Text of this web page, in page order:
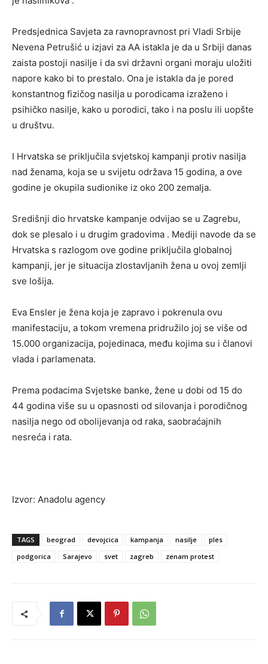
Predsjednica Savjeta za ravnopravnost pri Vladi Srbije
Nevena Petrušić u izjavi za AA istakla je da u Srbiji danas
zaista postoji nasilje i da svi državni organi moraju uložiti
napore kako bi to prestalo. Ona je istakla da je pored
konstantnog fizičog nasilja u porodicama izraženo i
psihičko nasilje, kako u porodici, tako i na poslu ili uopšte
u društvu.
I Hrvatska se priključila svjetskoj kampanji protiv nasilja
nad ženama, koja se u svijetu održava 15 godina, a ove
godine je okupila sudionike iz oko 200 zemalja.
Središnji dio hrvatske kampanje odvijao se u Zagrebu,
dok se plesalo i u drugim gradovima . Mediji navode da se
Hrvatska s razlogom ove godine priključila globalnoj
kampanji, jer je situacija zlostavljanih žena u ovoj zemlji
sve lošija.
Eva Ensler je žena koja je zapravo i pokrenula ovu
manifestaciju, a tokom vremena pridružilo joj se više od
15.000 organizacija, pojedinaca, među kojima su i članovi
vlada i parlamenata.
Prema podacima Svjetske banke, žene u dobi od 15 do
44 godina više su u opasnosti od silovanja i porodičnog
nasilja nego od obolijevanja od raka, saobraćajnih
nesreća i rata.
Izvor: Anadolu agency
TAGS beograd devojcica kampanja nasilje
ples
podgorica
Sarajevo svet zagreb zenam protest